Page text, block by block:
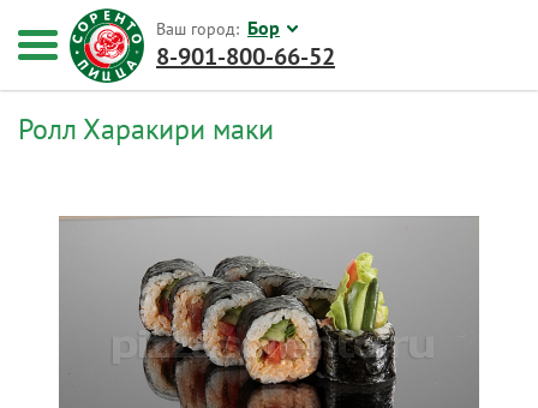
Ролл Харакири маки
Ваш город: Бор
8-901-800-66-52